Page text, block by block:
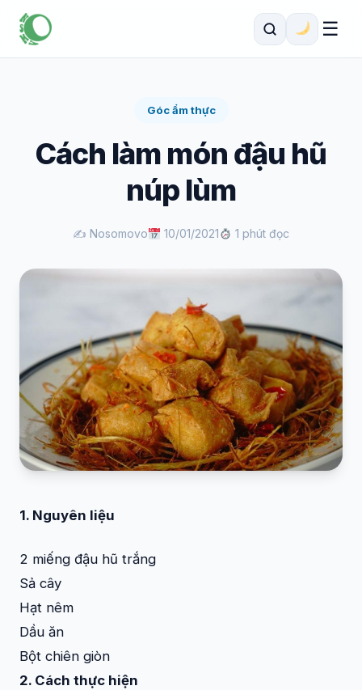
☰
Góc ẩm thực
Cách làm món đậu hũ
núp lùm
✍️ Nosomovo 10/01/2021 1 phút đọc
1. Nguyên liệu
2 miếng đậu hũ trắng
Sả cây
Hạt nêm
Dầu ăn
Bột chiên giòn
2. Cách thực hiện